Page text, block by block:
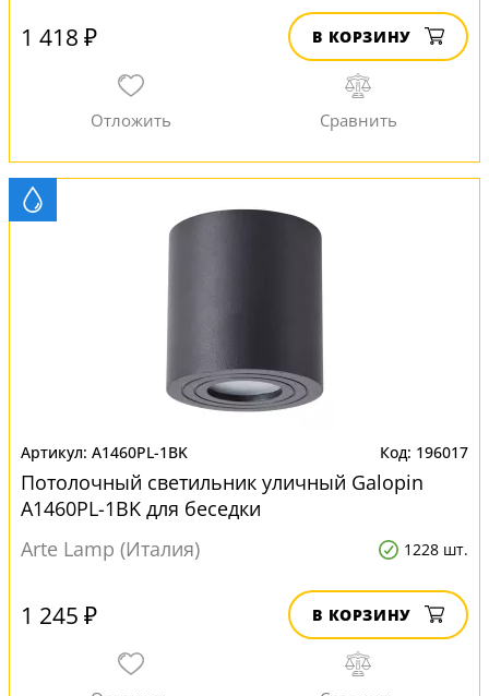
1 418 ₽ В КОРЗИНУ
A1460PL-1BK 196017
Потолочный светильник уличный Galopin
A1460PL-1BK для беседки
Arte Lamp (Италия)
1228 шт.
1 245 ₽ В КОРЗИНУ